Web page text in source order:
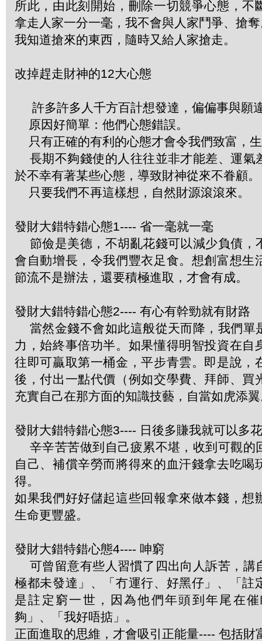
所此，由此刻開始，刪除一切競爭心態，不
拿走人家一分一毫，我不會與人家鬥爭、搶
我知道搶來的東西，隨時又給人家搶走。
改掉趕走財神的12大心態
許多許多人千方百計想發達，偏偏事與願
原因好簡單：他們心態錯誤。
只有正確的有利的心態才會令我們致富，
長期不夠錢使的人往往並非才能差、運氣
於不幸有著某些心態，導致財神從來不眷顧。
只要我們不再這樣想，自然財源滾滾來。
發財大錯特錯心態1---- 省一毫就一毫
節儉是美德，不胡亂花錢可以減少負債，
會自動增長，令我們豐衣足食。想創富想生
節流不是辦法，還要積極進取，才會有成。
發財大錯特錯心態2---- 有心有幹勁就有財路
當然金錢不會如此這般從天而降，我們單
力，始終事倍功半。如果懂得明智投資在自
往即可贏取第一桶金，平步青雲。即是說，
後，付出一點代價（例如交學費、拜師、買
充實自己在那方面的知識技藝，自當如虎添
發財大錯特錯心態3---- 日後多賺我就可以多
辛辛苦苦做到自己疲累不堪，收到可觀的
自己、補償辛勞而將得來的血汗錢拿去吃喝
得。
如果我們好好儲起這些回報拿來做本錢，想
生命更豐盛。
發財大錯特錯心態4---- 呻窮
可曾留意有些人習慣了四出向人訴苦，講
極都未發達」、「冇運行、好黑仔」、「註
是註定窮一世，因為他們年頭到年尾在
夠」、「我好唔掂」。
正面進取的思維，才會吸引正能量---- 包括財